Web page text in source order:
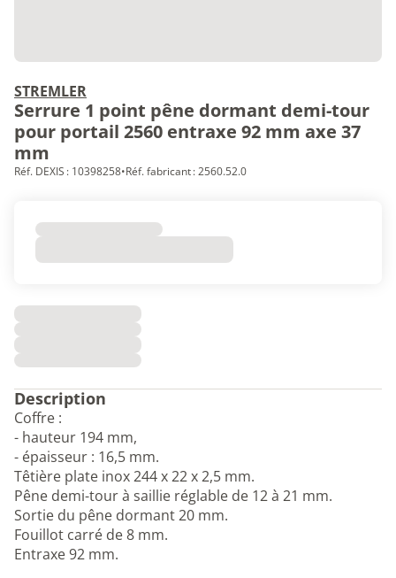
STREMLER
Serrure 1 point pêne dormant demi-tour
pour portail 2560 entraxe 92 mm axe 37
mm
Réf. DEXIS : 10398258•Réf. fabricant : 2560.52.0
Description
Coffre :
- hauteur 194 mm,
- épaisseur : 16,5 mm.
Têtière plate inox 244 x 22 x 2,5 mm.
Pêne demi-tour à saillie réglable de 12 à 21 mm.
Sortie du pêne dormant 20 mm.
Fouillot carré de 8 mm.
Entraxe 92 mm.